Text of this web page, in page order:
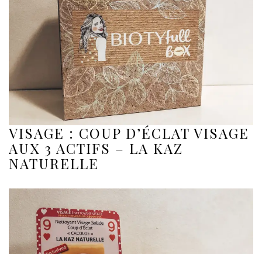
VISAGE : COUP D’ÉCLAT VISAGE
AUX 3 ACTIFS – LA KAZ
NATURELLE